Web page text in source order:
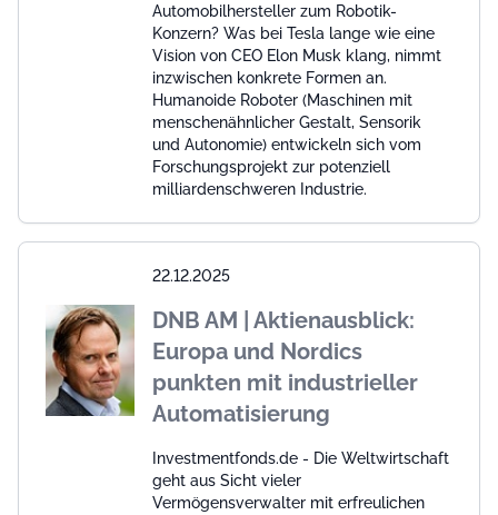
Automobilhersteller zum Robotik-
Konzern? Was bei Tesla lange wie eine
Vision von CEO Elon Musk klang, nimmt
inzwischen konkrete Formen an.
Humanoide Roboter (Maschinen mit
menschenähnlicher Gestalt, Sensorik
und Autonomie) entwickeln sich vom
Forschungsprojekt zur potenziell
milliardenschweren Industrie.
22.12.2025
DNB AM | Aktienausblick:
Europa und Nordics
punkten mit industrieller
Automatisierung
Investmentfonds.de - Die Weltwirtschaft
geht aus Sicht vieler
Vermögensverwalter mit erfreulichen